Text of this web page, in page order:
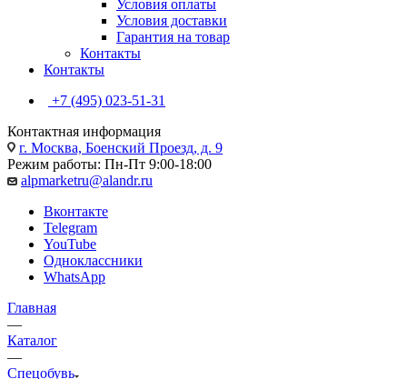
Условия оплаты
Условия доставки
Гарантия на товар
Контакты
Контакты
+7 (495) 023-51-31
Контактная информация
г. Москва, Боенский Проезд, д. 9
Режим работы: Пн-Пт 9:00-18:00
alpmarketru@alandr.ru
Вконтакте
Telegram
YouTube
Одноклассники
WhatsApp
Главная
—
Каталог
—
Спецобувь